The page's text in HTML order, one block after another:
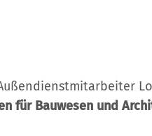
für Bauwesen und